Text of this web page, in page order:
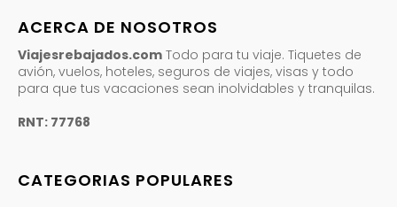
ACERCA DE NOSOTROS
Viajesrebajados.com Todo para tu viaje. Tiquetes de
avión, vuelos, hoteles, seguros de viajes, visas y todo
para que tus vacaciones sean inolvidables y tranquilas.
RNT: 77768
CATEGORIAS POPULARES